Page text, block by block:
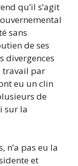
qu’il s’agit
sans
de ses
divergences
travail par
eu un clin
de
sur la
n’a pas eu la
et